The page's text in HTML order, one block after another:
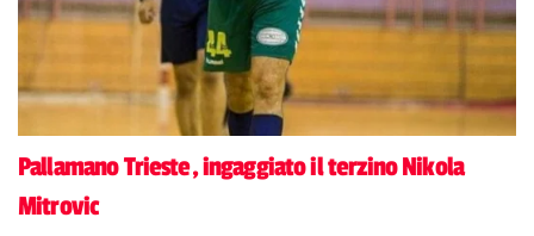
Pallamano Trieste, ingaggiato il terzino Nikola
Mitrovic